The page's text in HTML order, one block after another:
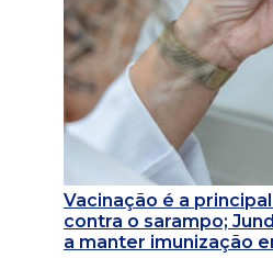
Vacinação é a
contra o sarampo;
a manter imunização